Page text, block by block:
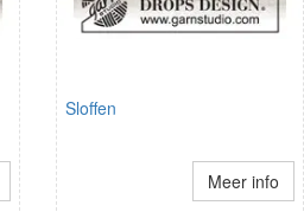
Sloffen
Meer info